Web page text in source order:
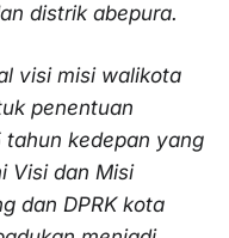
distrik abepura.
visi misi walikota
penentuan
tahun kedepan yang
Visi dan Misi
dan DPRK kota